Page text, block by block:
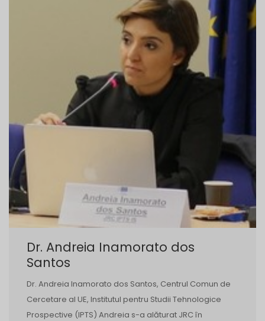
Dr. Andreia Inamorato dos
Santos
Dr. Andreia Inamorato dos Santos, Centrul Comun de
Cercetare al UE, Institutul pentru Studii Tehnologice
Prospective (IPTS) Andreia s-a alăturat JRC în